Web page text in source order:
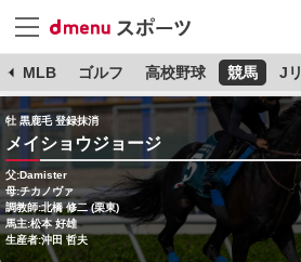
MLB ゴルフ 高校野球 競馬 J
牡 黒鹿毛 登録抹消
メイショウジョージ
父:Damister
母:チカノヴァ
調教師:北橋 修二 (栗東)
馬主:松本 好雄
生産者:沖田 哲夫